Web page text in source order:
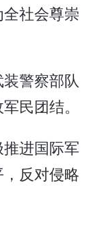
社会尊崇
警察部队
民团结。
进国际军
反对侵略